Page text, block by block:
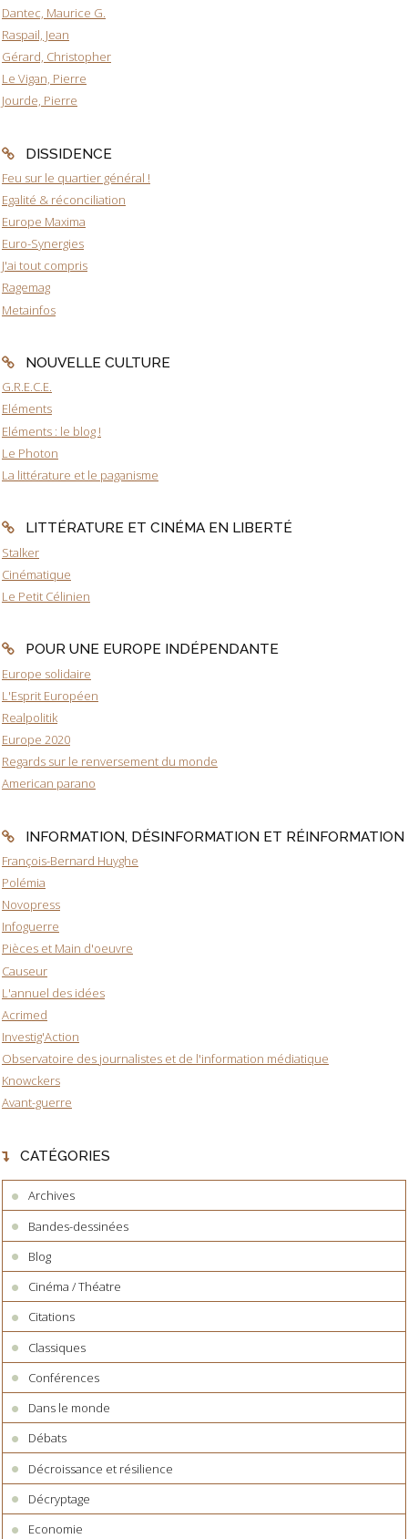
Dantec, Maurice G.
Raspail, Jean
Gérard, Christopher
Le Vigan, Pierre
Jourde, Pierre
DISSIDENCE
Feu sur le quartier général !
Egalité & réconciliation
Europe Maxima
Euro-Synergies
J'ai tout compris
Ragemag
Metainfos
NOUVELLE CULTURE
G.R.E.C.E.
Eléments
Eléments : le blog !
Le Photon
La littérature et le paganisme
LITTÉRATURE ET CINÉMA EN LIBERTÉ
Stalker
Cinématique
Le Petit Célinien
POUR UNE EUROPE INDÉPENDANTE
Europe solidaire
L'Esprit Européen
Realpolitik
Europe 2020
Regards sur le renversement du monde
American parano
INFORMATION, DÉSINFORMATION ET RÉINFORMATION
François-Bernard Huyghe
Polémia
Novopress
Infoguerre
Pièces et Main d'oeuvre
Causeur
L'annuel des idées
Acrimed
Investig'Action
Observatoire des journalistes et de l'information médiatique
Knowckers
Avant-guerre
CATÉGORIES
Archives
Bandes-dessinées
Blog
Cinéma / Théatre
Citations
Classiques
Conférences
Dans le monde
Débats
Décroissance et résilience
Décryptage
Economie